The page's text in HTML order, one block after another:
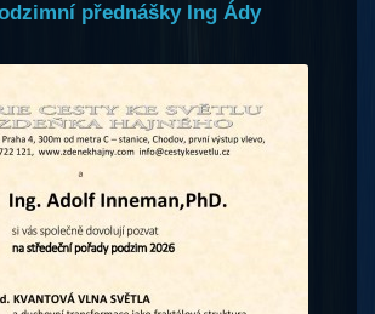
přednášky Ing Ády